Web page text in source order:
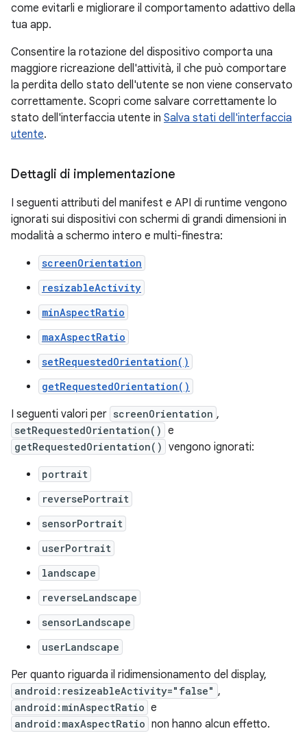
come evitarli e migliorare il comportamento adattivo della
tua app.
Consentire la rotazione del dispositivo comporta una
maggiore ricreazione dell'attività, il che può comportare
la perdita dello stato dell'utente se non viene conservato
correttamente. Scopri come salvare correttamente lo
stato dell'interfaccia utente in Salva stati dell'interfaccia
utente.
Dettagli di implementazione
I seguenti attributi del manifest e API di runtime vengono
ignorati sui dispositivi con schermi di grandi dimensioni in
modalità a schermo intero e multi-finestra:
screenOrientation
resizableActivity
minAspectRatio
maxAspectRatio
setRequestedOrientation()
getRequestedOrientation()
I seguenti valori per screenOrientation ,
setRequestedOrientation() e
getRequestedOrientation() vengono ignorati:
portrait
reversePortrait
sensorPortrait
userPortrait
landscape
reverseLandscape
sensorLandscape
userLandscape
Per quanto riguarda il ridimensionamento del display,
android:resizeableActivity="false" ,
android:minAspectRatio e
android:maxAspectRatio non hanno alcun effetto.